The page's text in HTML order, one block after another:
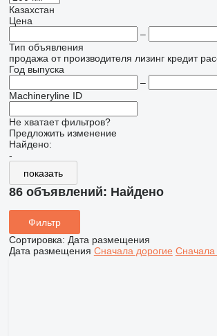
Казахстан
Цена
–
Тип объявления
продажа от производителя лизинг кредит
Год выпуска
–
Machineryline ID
Не хватает фильтров?
Предложить изменение
Найдено:
-
показать
86 объявлений: Найдено
Фильтр
Сортировка: Дата размещения
Дата размещения Сначала дорогие